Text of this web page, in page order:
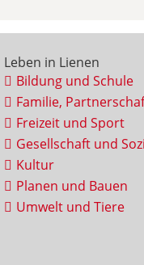
Leben in Lienen
Bildung und Schule
Familie,
Freizeit und Sport
Gesellschaft und
Kultur
Planen und Bauen
Umwelt und Tiere